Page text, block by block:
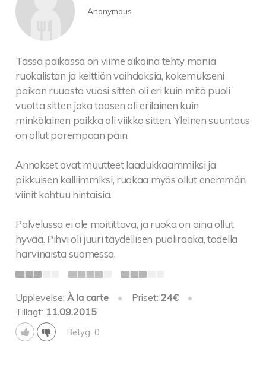
Anonymous
Tässä paikassa on viime aikoina tehty monia
ruokalistan ja keittiön vaihdoksia, kokemukseni
paikan ruuasta vuosi sitten oli eri kuin mitä puoli
vuotta sitten joka taasen oli erilainen kuin
minkälainen paikka oli viikko sitten. Yleinen suuntaus
on ollut parempaan päin.
Annokset ovat muutteet laadukkaammiksi ja
pikkuisen kalliimmiksi, ruokaa myös ollut enemmän,
viinit kohtuu hintaisia.
Palvelussa ei ole moitittava, ja ruoka on aina ollut
hyvää. Pihvi oli juuri täydellisen puoliraaka, todella
harvinaista suomessa.
Upplevelse:À la carte • Priset: 24€
•
Tillagt: 11.09.2015
Betyg: 0